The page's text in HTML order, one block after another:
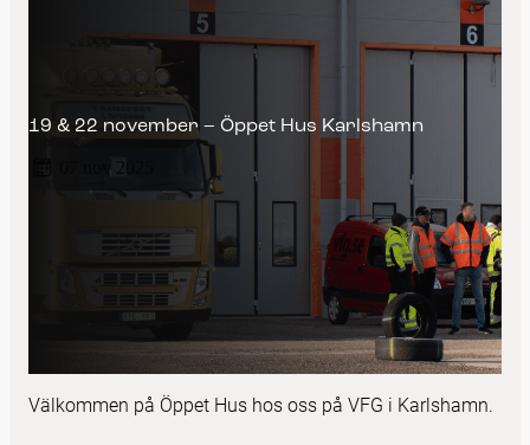
19 & 22 november – Öppet Hus Karlshamn
07 nov 2025
Välkommen på Öppet Hus hos oss på VFG i Karlshamn.